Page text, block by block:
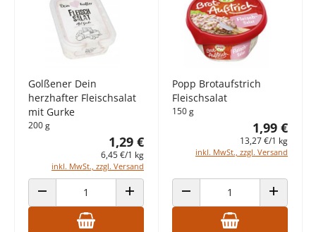
Golßener Dein
herzhafter Fleischsalat
mit Gurke
200 g
1,29 €
6,45 €/1 kg
inkl. MwSt., zzgl. Versand
ANZAHL VERRINGERN ANZAHL ERHÖHEN
Popp Brotaufstrich
Fleischsalat
150 g
1,99 €
13,27 €/1 kg
inkl. MwSt., zzgl. Versand
ANZAHL VERRINGERN ANZAHL